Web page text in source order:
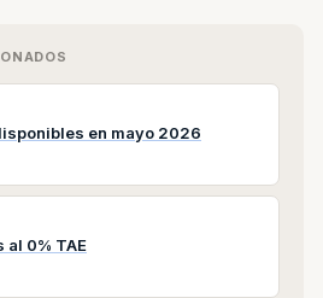
en mayo 2026
al 0% TAE